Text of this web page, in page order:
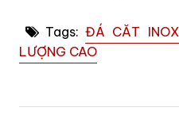
Tags: ĐÁ CĂT
LƯỢNG CAO